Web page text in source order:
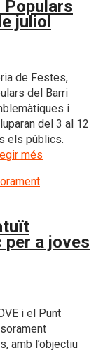
juliol
de Festes,
del Barri
i
del 3 al 12
els públics.
més
per a joves
i el Punt
amb l’objectiu